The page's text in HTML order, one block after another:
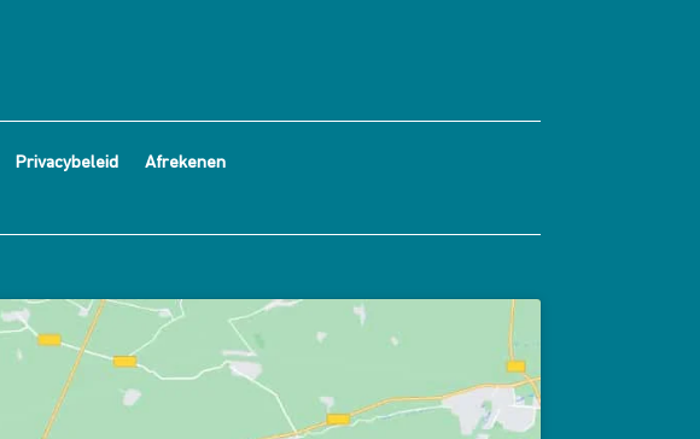
Privacybeleid Afrekenen